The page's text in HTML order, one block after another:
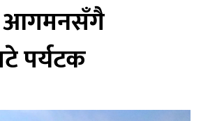
आगमनसँगै
पर्यटक